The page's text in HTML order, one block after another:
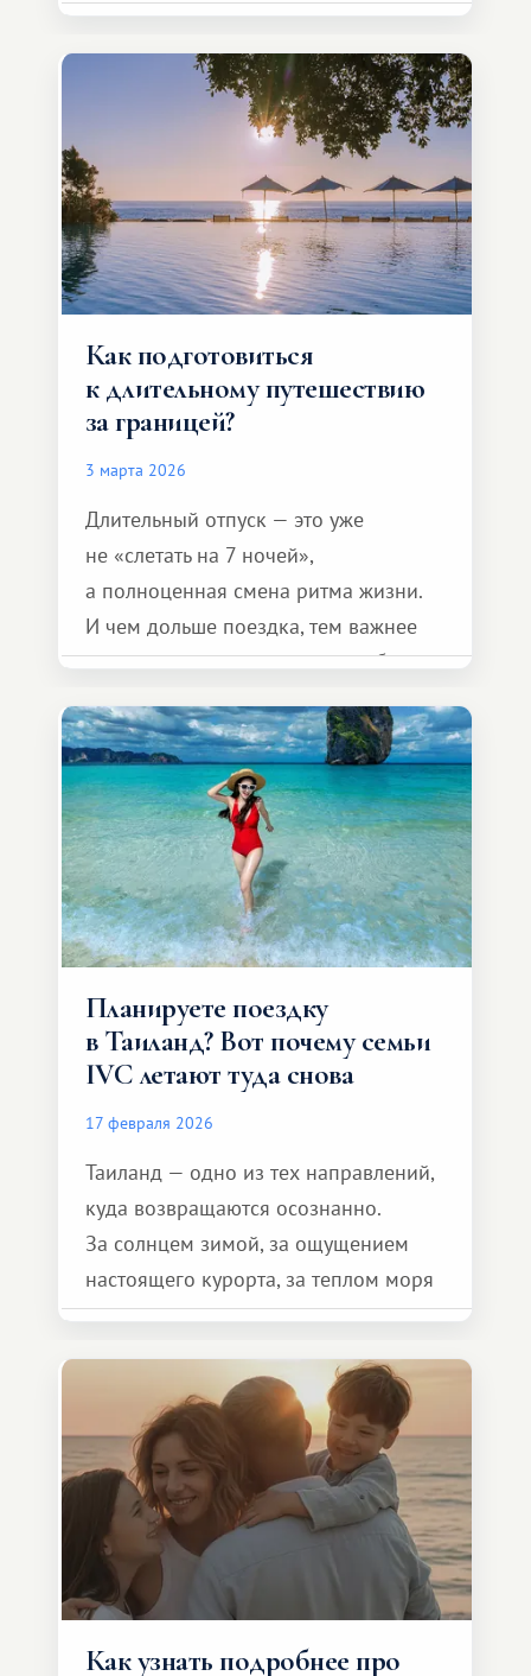
Как подготовиться
к длительному путешествию
за границей?
3 марта 2026
Длительный отпуск — это уже
не «слетать на 7 ночей»,
а полноценная смена ритма жизни.
И чем дольше поездка, тем важнее
продумать детали заранее, чтобы
а действительно отдыхать.
Планируете поездку
в Таиланд? Вот почему семьи
IVC летают туда снова
17 февраля 2026
Таиланд — одно из тех направлений,
куда возвращаются осознанно.
За солнцем зимой, за ощущением
настоящего курорта, за теплом моря
и тем самым «отпускным»
в первые дни.
Как узнать подробнее про